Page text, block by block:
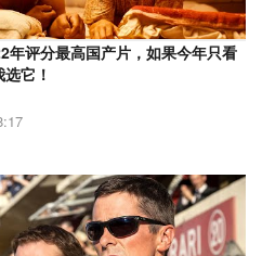
年评分最高国产片，如果今年只看
它！